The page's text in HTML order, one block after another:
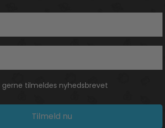
gerne tilmeldes nyhedsbrevet
Tilmeld nu